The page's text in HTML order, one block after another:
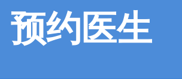
预约医生